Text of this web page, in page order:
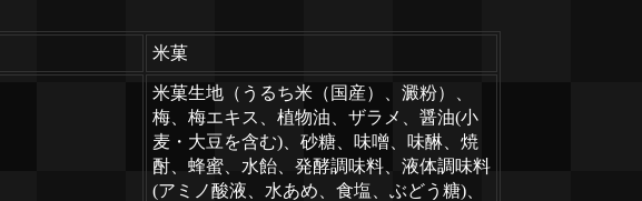
米菓
米菓生地（うるち米（国産）、澱粉）、
梅、梅エキス、植物油、ザラメ、醤油(小
麦・大豆を含む)、砂糖、味噌、味醂、焼
酎、蜂蜜、水飴、発酵調味料、液体調味料
(アミノ酸液、水あめ、食塩、ぶどう糖)、